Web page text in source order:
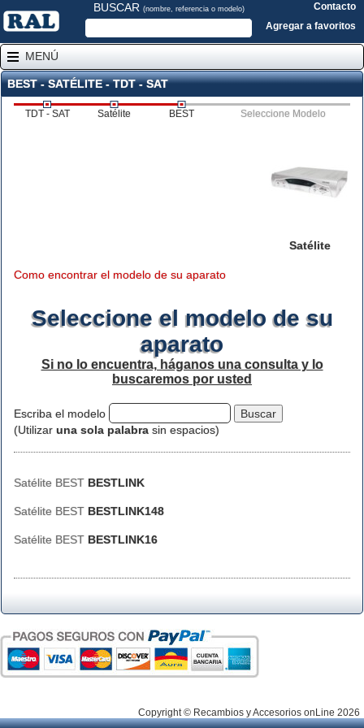
BUSCAR (nombre, referencia o modelo)
Contacto
Agregar a favoritos
MENÚ
BEST - SATÉLITE - TDT - SAT
TDT - SAT Satélite BEST Seleccione Modelo
Satélite
Como encontrar el modelo de su aparato
Seleccione el modelo de su
aparato
Si no lo encuentra, háganos una consulta y lo
buscaremos por usted
Escriba el modelo
(Utilizar una sola palabra sin espacios)
Satélite BEST BESTLINK
Satélite BEST BESTLINK148
Satélite BEST BESTLINK16
Copyright © Recambios y Accesorios onLine 2026